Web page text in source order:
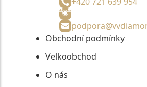
Obchodní podmínky
Velkoobchod
O nás